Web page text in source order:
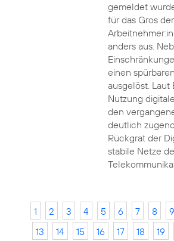
gemeldet
für das Gros
anders aus.
einen
ausgelöst. Laut
Nutzung
den
deutlich
Rückgrat der
stabile Netze
1 2 3 4 5 6 7 8 9
13
14 15 16 17 18 19